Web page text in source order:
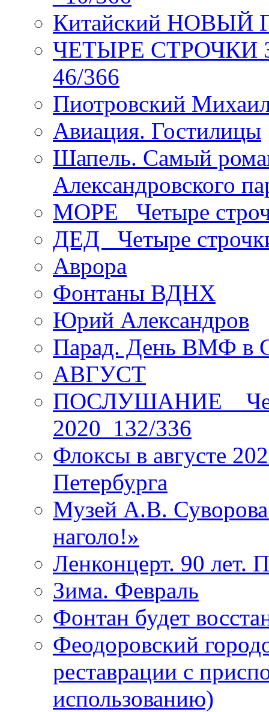
Китайский НОВЫЙ
ЧЕТЫРЕ СТРОЧКИ
46/366
Пиотровский
Авиация. Гостилицы
Шапель. Самый
Александровского
МОРЕ _Четыре
ДЕД _Четыре
Аврора
Фонтаны ВДНХ
Юрий Александров
Парад. День ВМФ в
АВГУСТ
ПОСЛУШАНИЕ _
2020_132/336
Флоксы в августе
Петербурга
Музей А.В.
наголо!»
Ленконцерт. 90 лет.
Зима. Февраль
Фонтан будет
Феодоровский
реставрации с
использованию)